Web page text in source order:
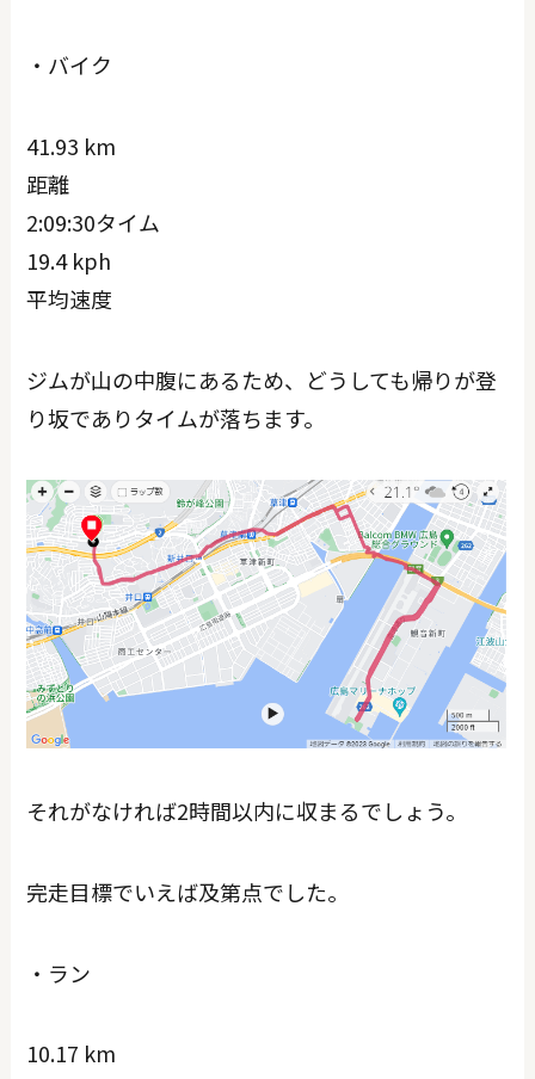
・バイク
41.93 km
距離
2:09:30タイム
19.4 kph
平均速度
ジムが山の中腹にあるため、どうしても帰りが登
り坂でありタイムが落ちます。
それがなければ2時間以内に収まるでしょう。
完走目標でいえば及第点でした。
・ラン
10.17 km